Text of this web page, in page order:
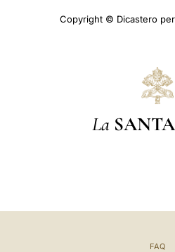
Copyright © Dicastero
La
FAQ